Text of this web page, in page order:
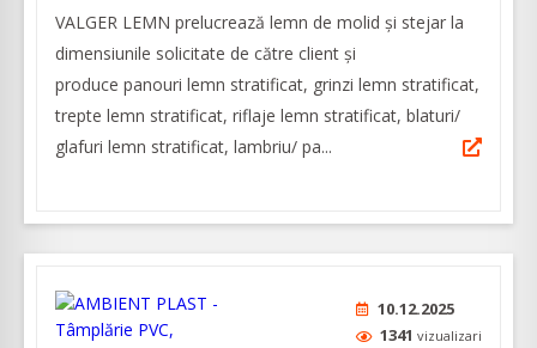
VALGER LEMN prelucrează lemn de molid și stejar la
dimensiunile solicitate de către client și
produce panouri lemn stratificat, grinzi lemn stratificat,
trepte lemn stratificat, riflaje lemn stratificat, blaturi/
glafuri lemn stratificat, lambriu/ pa...
10.12.2025
1341 vizualizari